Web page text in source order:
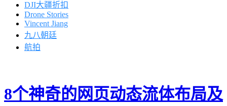
DJI大疆折扣
Drone Stories
Vincent Jiang
九八朝廷
航拍
8个神奇的网页动态流体布局及